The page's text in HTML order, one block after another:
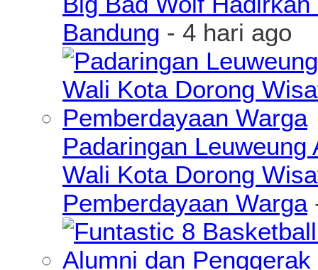
Bandung - 4 hari ago
Padaringan
Wali Kota Dorong
Pemberdayaan Warga